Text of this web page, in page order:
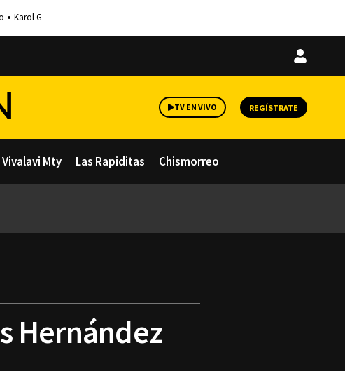
Karol G
Iniciar
TV EN VIVO REGÍSTRATE
Vivalavi Mty Las Rapiditas Chismorreo
Hernández